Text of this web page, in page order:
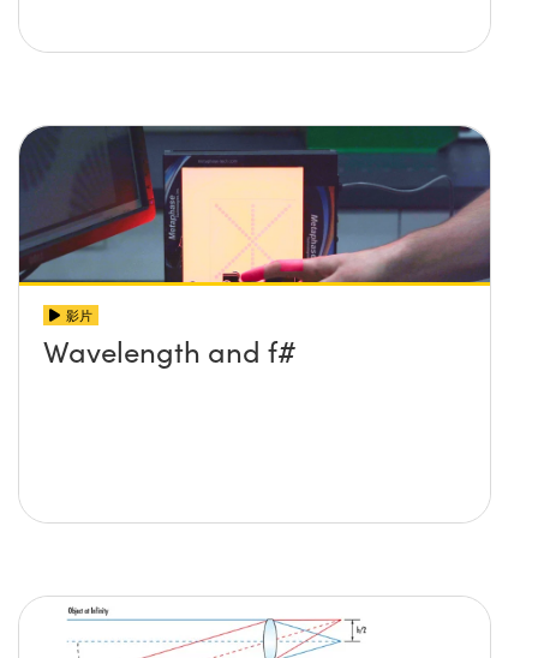
影片
Wavelength and f#